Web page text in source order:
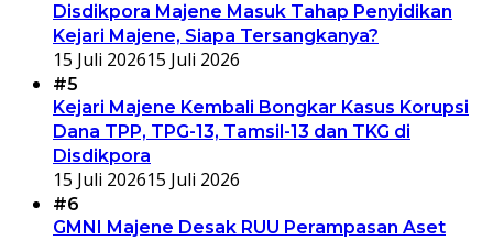
Disdikpora Majene Masuk Tahap Penyidikan
Kejari Majene, Siapa Tersangkanya?
15 Juli 202615 Juli 2026
#5
Kejari Majene Kembali Bongkar Kasus Korupsi
Dana TPP, TPG-13, Tamsil-13 dan TKG di
Disdikpora
15 Juli 202615 Juli 2026
#6
GMNI Majene Desak RUU Perampasan Aset